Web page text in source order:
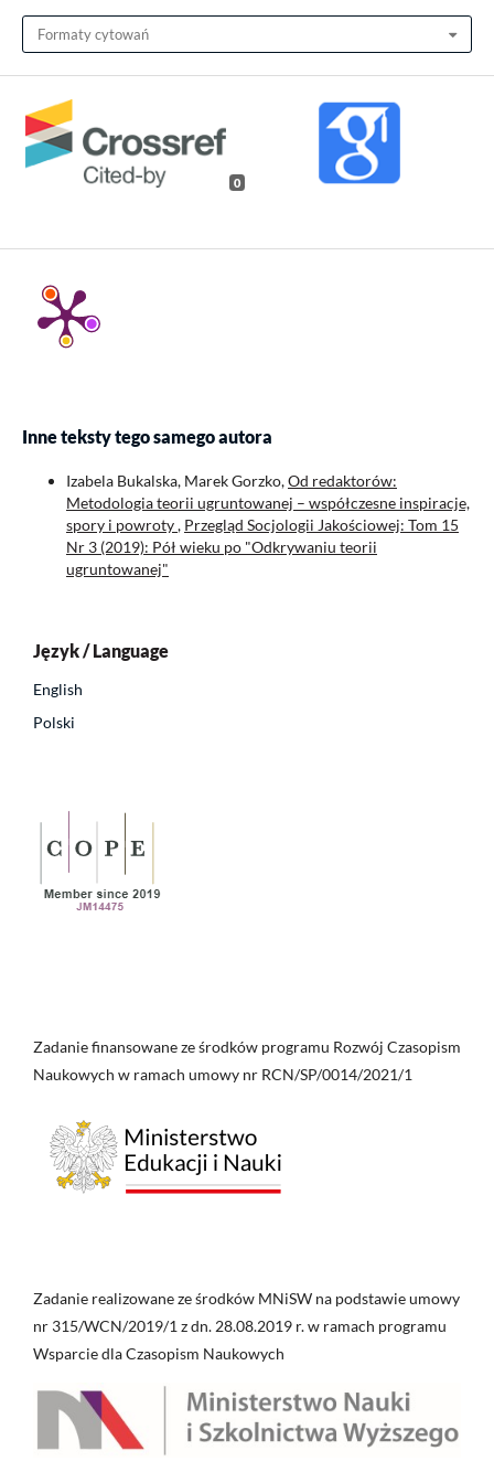
Formaty cytowań
0
Inne teksty tego samego autora
Izabela Bukalska, Marek Gorzko,Od redaktorów:
Metodologia teorii ugruntowanej – współczesne inspiracje,
spory i powroty, Przegląd Socjologii Jakościowej: Tom 15
Nr 3 (2019): Pół wieku po "Odkrywaniu teorii
ugruntowanej"
Język / Language
English
Polski
Zadanie finansowane ze środków programu Rozwój Czasopism
Naukowych w ramach umowy nr RCN/SP/0014/2021/1
Zadanie realizowane ze środków MNiSW na podstawie umowy
nr 315/WCN/2019/1 z dn. 28.08.2019 r. w ramach programu
Wsparcie dla Czasopism Naukowych